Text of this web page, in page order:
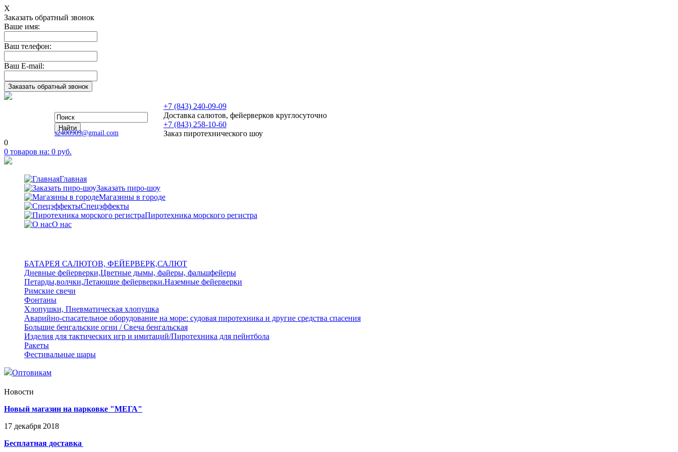
Х
Заказать обратный звонок
Ваше имя:
Ваш телефон:
Ваш E-mail:
s2400909@gmail.com
+7 (843) 240-09-09
Доставка салютов, фейерверков круглосуточно
+7 (843) 258-10-60
Заказ пиротехнического шоу
0
0 товаров на: 0 руб.
Главная
Заказать пиро-шоу
Магазины в городе
Спецэффекты
Пиротехника морского регистра
О нас
БАТАРЕЯ САЛЮТОВ, ФЕЙЕРВЕРК,САЛЮТ
Дневные фейерверки,Цветные дымы, файеры, фальшфейеры
Петарды,волчки,Летающие фейерверки.Наземные фейерверки
Римские свечи
Фонтаны
Хлопушки, Пневматическая хлопушка
Аварийно-спасательное оборудование на море: судовая пиротехника и другие средства спасения
Большие бенгальские огни / Свеча бенгальская
Изделия для тактических игр и имитаций/Пиротехника для пейнтбола
Ракеты
Фестивальные шары
Оптовикам
Новости
Новый магазин на парковке "МЕГА"
17 декабря 2018
Бесплатная доставка